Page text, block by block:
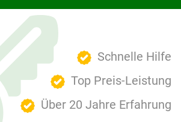
Schnelle Hilfe
Top Preis-Leistung
Über 20 Jahre Erfahrung